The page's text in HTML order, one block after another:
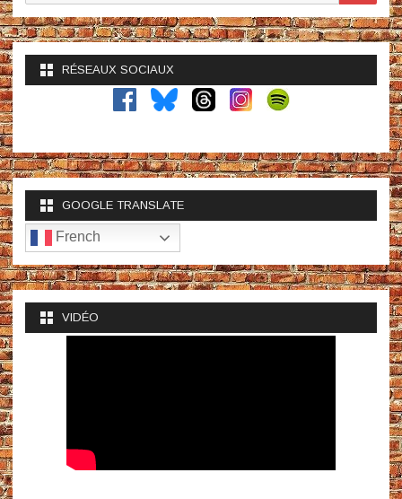
RÉSEAUX SOCIAUX
GOOGLE TRANSLATE
French
VIDÉO